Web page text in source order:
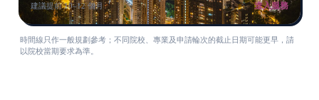
建議提前 10–12 個月 進入服務
時間線只作一般規劃參考；不同院校、專業及申請輪次的截止日期可能更早，請
以院校當期要求為準。